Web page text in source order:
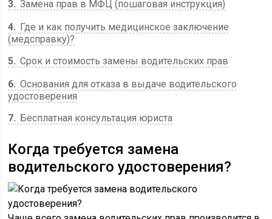
3 Замена прав в МФЦ (пошаговая инструкция)
4
Где и как получить медицинское заключение
(медсправку)?
5 Срок и стоимость замены водительских прав
6 Основания для отказа в выдаче водительского
удостоверения
7
Бесплатная консультация юриста
Когда требуется замена
водительского удостоверения?